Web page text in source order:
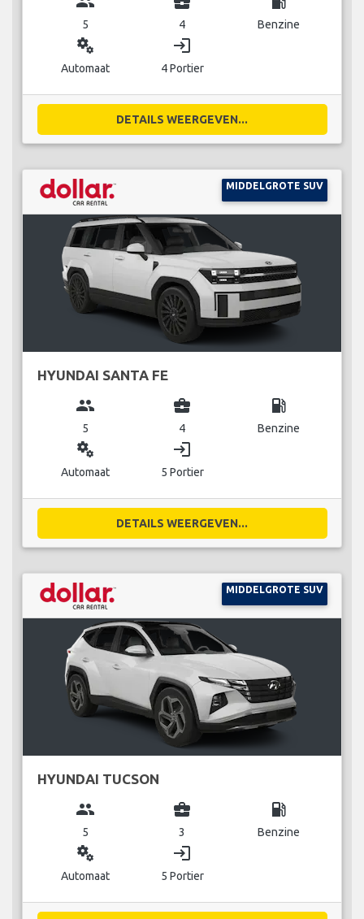
5 4 Benzine
miscellaneous_services
Automaat
login
4 Portier
DETAILS WEERGEVEN...
MIDDELGROTE SUV
HYUNDAI SANTA FE
group
5
business_center
4
local_gas_station
Benzine
miscellaneous_services
Automaat
login
5 Portier
DETAILS WEERGEVEN...
MIDDELGROTE SUV
HYUNDAI TUCSON
group
5
business_center
3
local_gas_station
Benzine
miscellaneous_services
Automaat
login
5 Portier